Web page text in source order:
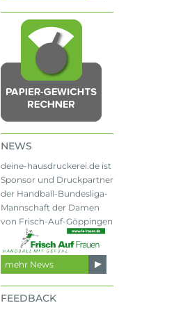
NEWS
deine-hausdruckerei.de ist
Sponsor und Druckpartner
der Handball-Bundesliga-
Mannschaft der Damen
von Frisch-Auf-Göppingen
mehr News
FEEDBACK